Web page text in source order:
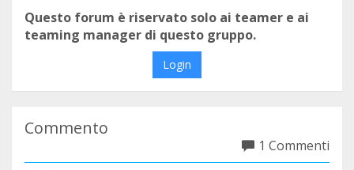
Questo forum è riservato solo ai teamer e ai
teaming manager di questo gruppo.
Login
Commento
1 Commenti